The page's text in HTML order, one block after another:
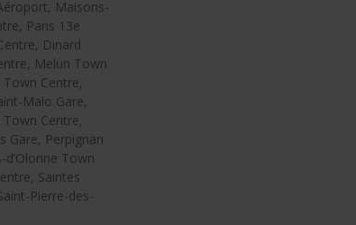
Maisons-
Paris 13e
Dinard
Melun Town
Centre,
Malo Gare,
Centre,
Gare, Perpignan
Town
Saintes
Pierre-des-